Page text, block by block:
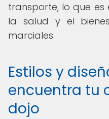
transporte, lo que
la salud y el
marciales.
Estilos y
encuentra tu
dojo